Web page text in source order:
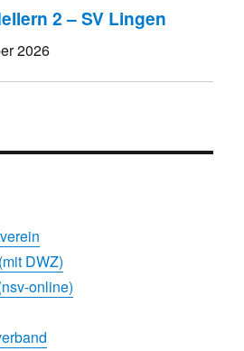
2 – SV Lingen
2026
DWZ)
online)